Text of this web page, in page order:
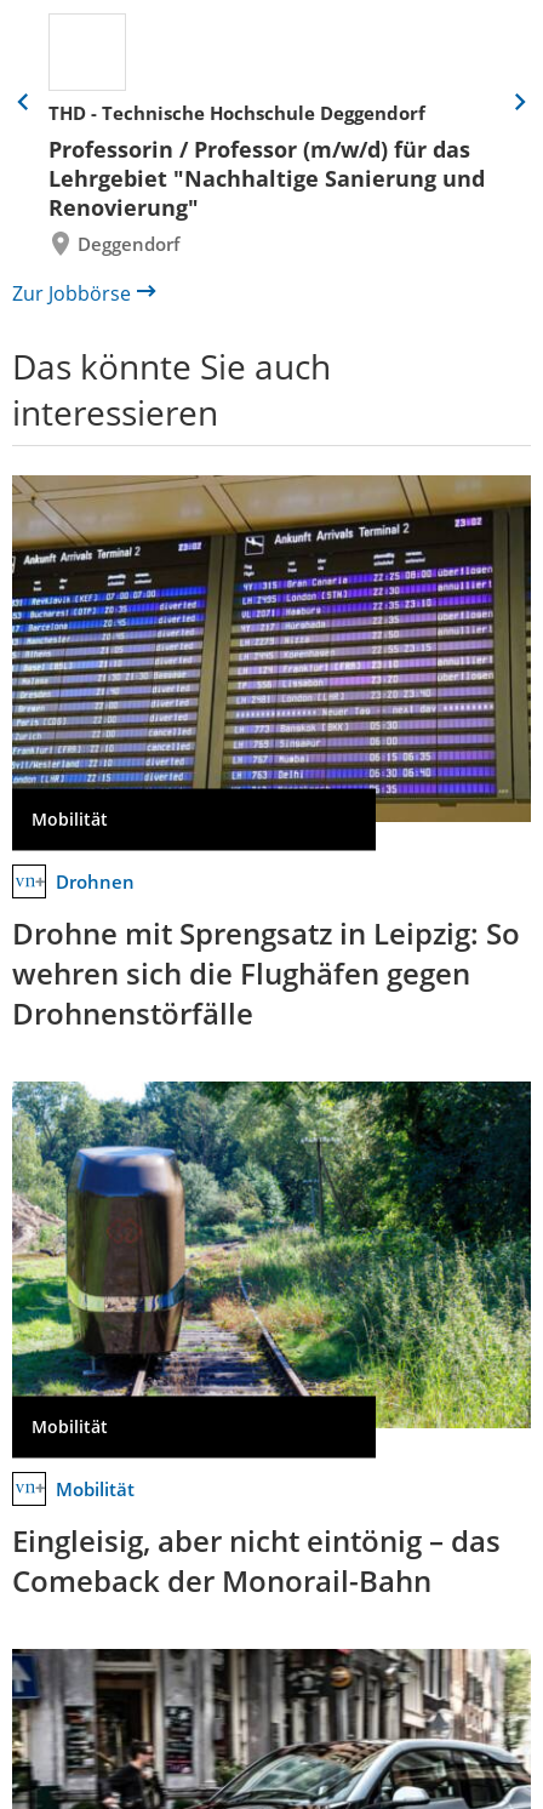
THD - Technische Hochschule Deggendorf
Professorin / Professor (m/w/d) für das
Lehrgebiet "Nachhaltige Sanierung und
Renovierung"
Deggendorf
Eine
zurück
Eine
Zur Jobbörse
Das könnte Sie auch
interessieren
Mobilität
Drohnen
Drohne mit Sprengsatz in Leipzig: So
wehren sich die Flughäfen gegen
Drohnenstörfälle
Mobilität
Mobilität
Eingleisig, aber nicht eintönig – das
Comeback der Monorail-Bahn